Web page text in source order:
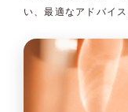
い、最適なアドバイ